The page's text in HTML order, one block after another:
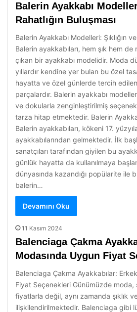
Balerin Ayakkabı
Rahatlığın Buluşması
Balerin Ayakkabı Modelleri: Şıklığın
Balerin ayakkabıları, hem şık hem de
çıkan bir ayakkabı modelidir. Moda
yıllardır kendine yer bulan bu özel
hayatta ve özel günlerde tercih
parçalardır. Balerin ayakkabı
ve dokularla zenginleştirilmiş
tarza hitap etmektedir. Balerin
Balerin ayakkabıları, kökeni 17.
ayakkabılarından gelmektedir. İlk
sanatçıları tarafından giyilen bu
günlük hayatta da kullanılmaya
dünyasında kazandığı popülarite ile
balerin…
Devamını Oku
11 Kasım 2024
Balenciaga Çakma
Modasında Uygun Fiyat
Balenciaga Çakma Ayakkabılar:
Fiyat Seçenekleri Günümüzde
fiyatlarla değil, aynı zamanda şıklık
ilişkilendirilmektedir. Balenciaga gibi